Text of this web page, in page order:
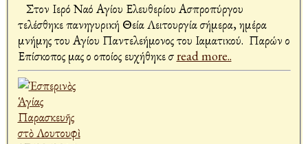
Στον Ιερό Ναό Αγίου Ελευθερίου Ασπροπύργου
τελέσθηκε πανηγυρική Θεία Λειτουργία σήμερα, ημέρα
μνήμης του Αγίου Παντελεήμονος του Ιαματικού. Παρών ο
Επίσκοπος μας ο οποίος ευχήθηκε σread more..